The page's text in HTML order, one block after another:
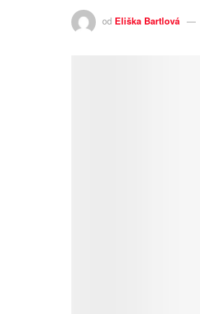
od Eliška Bartlová